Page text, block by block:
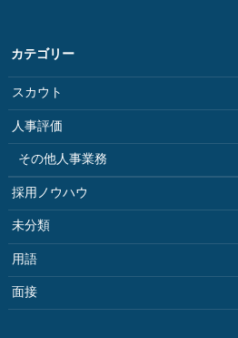
カテゴリー
スカウト
人事評価
その他人事業務
採用ノウハウ
未分類
用語
面接